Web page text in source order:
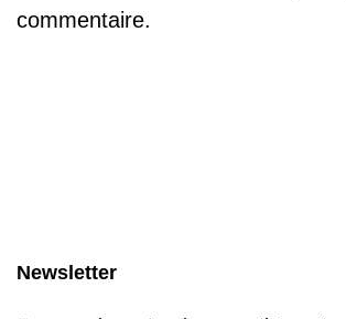
commentaire.
Newsletter